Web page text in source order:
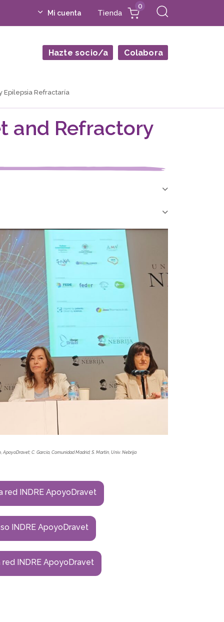
Mi cuenta Tienda
0
Hazte socio/a Colabora
Epilepsia Refractaría
and Refractory
C. García, Comunidad Madrid; S. Martín, Univ. Nebrija
red INDRE ApoyoDravet
INDRE ApoyoDravet
INDRE ApoyoDravet